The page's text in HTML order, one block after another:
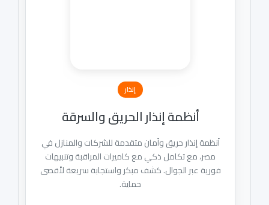
أنظمة إنذار الحريق والسرقة
أنظمة إنذار حريق وأمان متقدمة للشركات والمنازل في
مصر، مع تكامل ذكي مع كاميرات المراقبة وتنبيهات
فورية عبر الجوال. كشف مبكر واستجابة سريعة لأقصى